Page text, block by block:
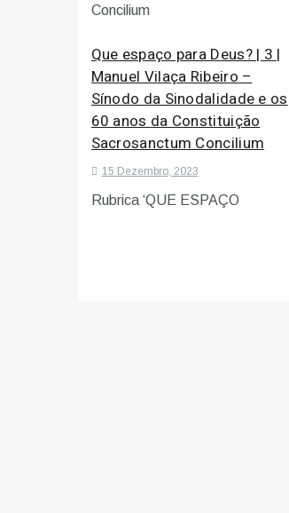
Que espaço para Deus? | 3 |
Manuel Vilaça Ribeiro –
Sínodo da Sinodalidade e os
60 anos da Constituição
Sacrosanctum Concilium
15 Dezembro, 2023
Rubrica ‘QUE ESPAÇO